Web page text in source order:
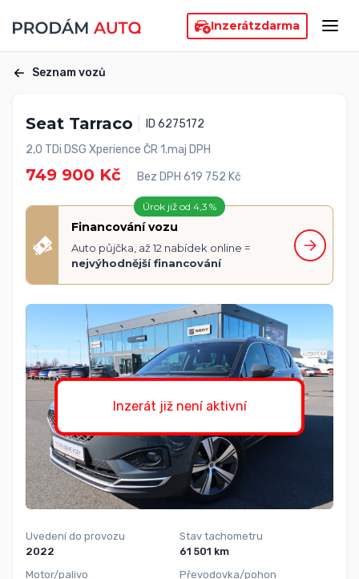
Inzerátzdarma
Seznam vozů
Seat Tarraco
ID 6275172
2,0 TDi DSG Xperience ČR 1.maj DPH
749 900 Kč Bez DPH 619 752 Kč
Úrok již od 4,3 %
Financování vozu
Auto půjčka, až 12 nabídek online =
nejvýhodnější financování
Inzerát již není aktivní
Uvedení do provozu
2022
Motor/palivo
Stav tachometru
61 501 km
Převodovka/pohon